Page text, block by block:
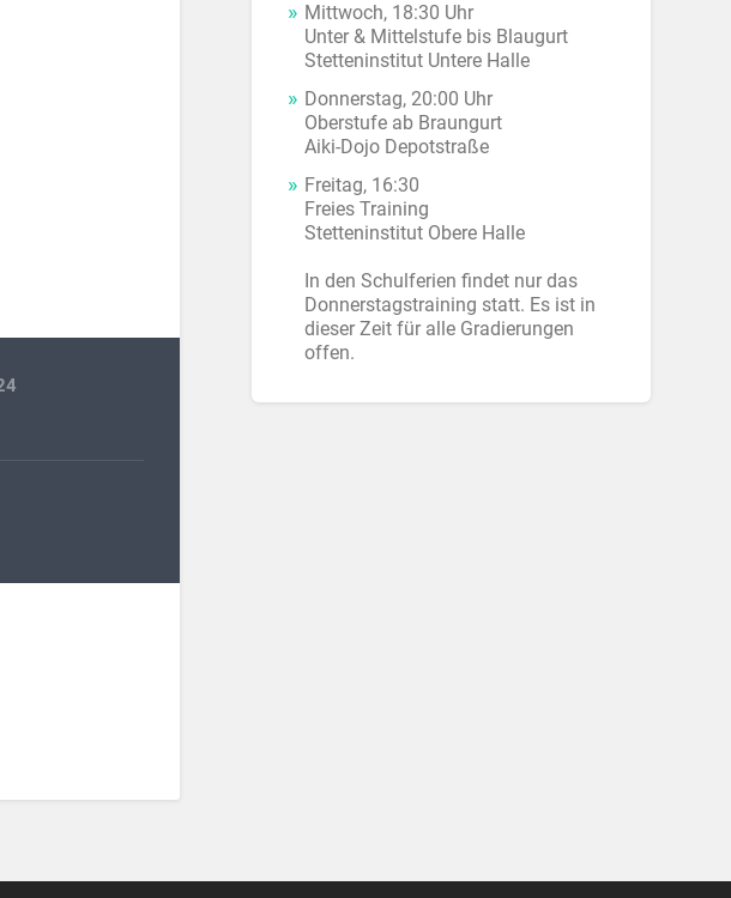
Mittwoch, 18:30 Uhr
Unter & Mittelstufe bis Blaugurt
Stetteninstitut Untere Halle
Donnerstag, 20:00 Uhr
Oberstufe ab Braungurt
Aiki-Dojo Depotstraße
Freitag, 16:30
Freies Training
Stetteninstitut Obere Halle
In den Schulferien findet nur das
Donnerstagstraining statt. Es ist in
dieser Zeit für alle Gradierungen
offen.